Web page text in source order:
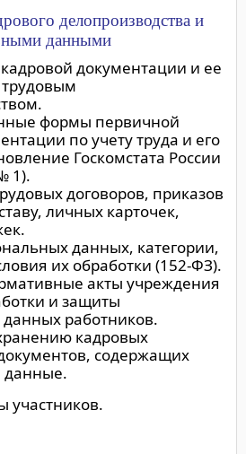
делопроизводства и
данными
документации и ее
формы первичной
по учету труда и его
Госкомстата России
1).
договоров, приказов
личных карточек,
данных, категории,
их обработки (152-ФЗ).
акты учреждения
и защиты
работников.
кадровых
содержащих
данные.
участников.